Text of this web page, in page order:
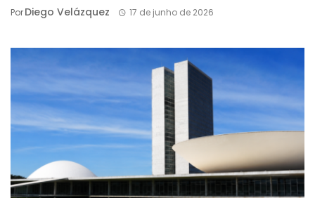
PorDiego Velázquez 17 de junho de 2026